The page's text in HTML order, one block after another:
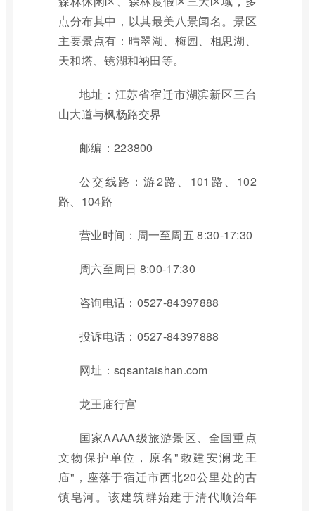
点分布其中，以其最美八景闻名。景区
主要景点有：晴翠湖、梅园、相思湖、
天和塔、镜湖和衲田等。
地址：江苏省宿迁市湖滨新区三台
山大道与枫杨路交界
邮编：223800
公交线路：游2路、101路、102
路、104路
营业时间：周一至周五 8:30-17:30
周六至周日 8:00-17:30
咨询电话：0527-84397888
投诉电话：0527-84397888
网址：sqsantaishan.com
龙王庙行宫
国家AAAA级旅游景区、全国重点
文物保护单位，原名"敕建安澜龙王
庙"，座落于宿迁市西北20公里处的古
镇皂河。该建筑群始建于清代顺治年